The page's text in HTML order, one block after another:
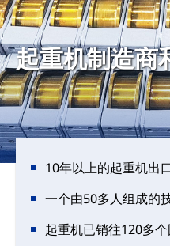
起重机制造商
10年以上的起重机出
一个由50多人组成的
起重机已销往120多